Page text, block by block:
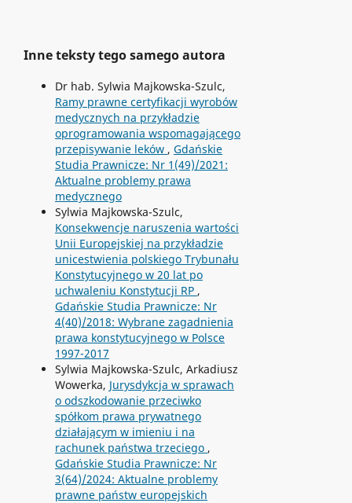
Inne teksty tego samego autora
Dr hab. Sylwia Majkowska-Szulc,
Ramy prawne certyfikacji wyrobów
medycznych na przykładzie
oprogramowania wspomagającego
przepisywanie leków , Gdańskie
Studia Prawnicze: Nr 1(49)/2021:
Aktualne problemy prawa
medycznego
Sylwia Majkowska-Szulc,
Konsekwencje naruszenia wartości
Unii Europejskiej na przykładzie
unicestwienia polskiego Trybunału
Konstytucyjnego w 20 lat po
uchwaleniu Konstytucji RP ,
Gdańskie Studia Prawnicze: Nr
4(40)/2018: Wybrane zagadnienia
prawa konstytucyjnego w Polsce
1997-2017
Sylwia Majkowska-Szulc, Arkadiusz
Wowerka, Jurysdykcja w sprawach
o odszkodowanie przeciwko
spółkom prawa prywatnego
działającym w imieniu i na
rachunek państwa trzeciego ,
Gdańskie Studia Prawnicze: Nr
3(64)/2024: Aktualne problemy
prawne państw europejskich